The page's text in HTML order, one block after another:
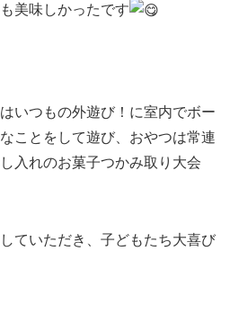
美味しかったです
いつもの外遊び！に室内でボー
ことをして遊び、おやつは常連
入れのお菓子つかみ取り大会
ていただき、子どもたち大喜び